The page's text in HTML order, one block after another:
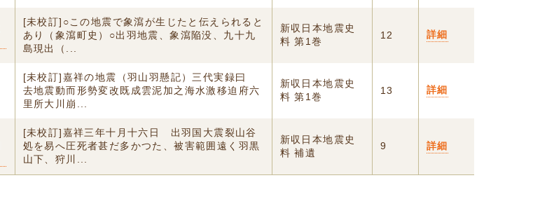
[未校訂]○この地震で象瀉が生じたと伝えられると
あり（象瀉町史）○出羽地震、象瀉陥没、九十九
島現出（...
新収日本地震史
料 第1巻
12 詳細
[未校訂]嘉祥の地震（羽山羽懸記）三代実録曰
去地震動而形勢変改既成雲泥加之海水激移迫府六
里所大川崩...
新収日本地震史
料 第1巻
13 詳細
[未校訂]嘉祥三年十月十六日 出羽国大震裂山谷
処を易へ圧死者甚だ多かつた、被害範囲遠く羽黒
山下、狩川...
新収日本地震史
料 補遺
9 詳細